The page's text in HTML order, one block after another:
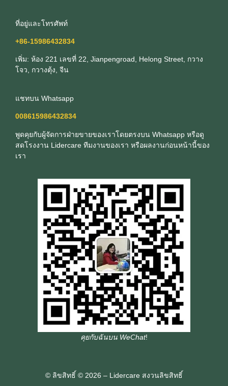
ที่อยู่และโทรศัพท์
+86-15986432834
เพิ่ม: ห้อง 221 เลขที่ 22, Jianpengroad, Helong Street, กวาง
โจว, กวางตุ้ง, จีน
แชทบน Whatsapp
008615986432834
พูดคุยกับผู้จัดการฝ่ายขายของเราโดยตรงบน Whatsapp หรือดู
สดโรงงาน Lidercare ทีมงานของเรา หรือผลงานก่อนหน้านี้ของ
เรา
คุยกับฉันบน WeChat!
© ลิขสิทธิ์ © 2026 – Lidercare สงวนลิขสิทธิ์